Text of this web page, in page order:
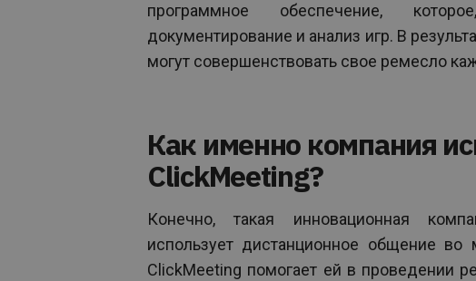
программное обеспечение,
документирование и анализ игр. В
могут совершенствовать свое ремесло
Как именно компания
ClickMeeting?
Конечно, такая инновационная
использует дистанционное общение во
ClickMeeting помогает ей в проведении